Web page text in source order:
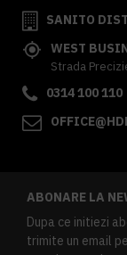
SANITO
WEST
Strada
0314 100 110
ABONARE LA
Dupa ce initiezi
trimite un email